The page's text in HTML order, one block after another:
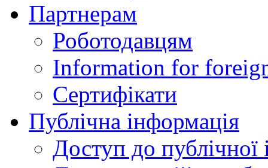
Партнерам
Роботодавцям
Information for
Сертифікати
Публічна інформація
Доступ до публічної